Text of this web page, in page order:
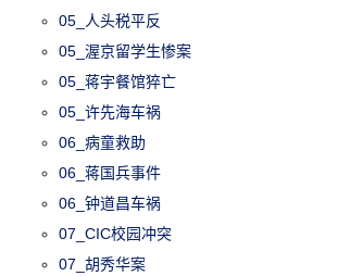
05_人头税平反
05_渥京留学生惨案
05_蒋宇餐馆猝亡
05_许先海车祸
06_病童救助
06_蒋国兵事件
06_钟道昌车祸
07_CIC校园冲突
07_胡秀华案